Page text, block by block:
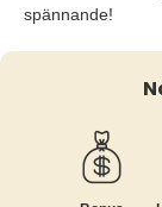
spännande!